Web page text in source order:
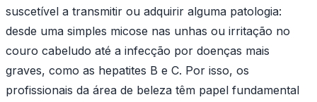
suscetível a transmitir ou adquirir alguma patologia:
desde uma simples micose nas unhas ou irritação no
couro cabeludo até a infecção por doenças mais
graves, como as hepatites B e C. Por isso, os
profissionais da área de beleza têm papel fundamental